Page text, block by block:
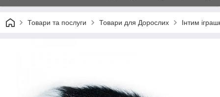
Товари та послуги Товари для Дорослих Інтим